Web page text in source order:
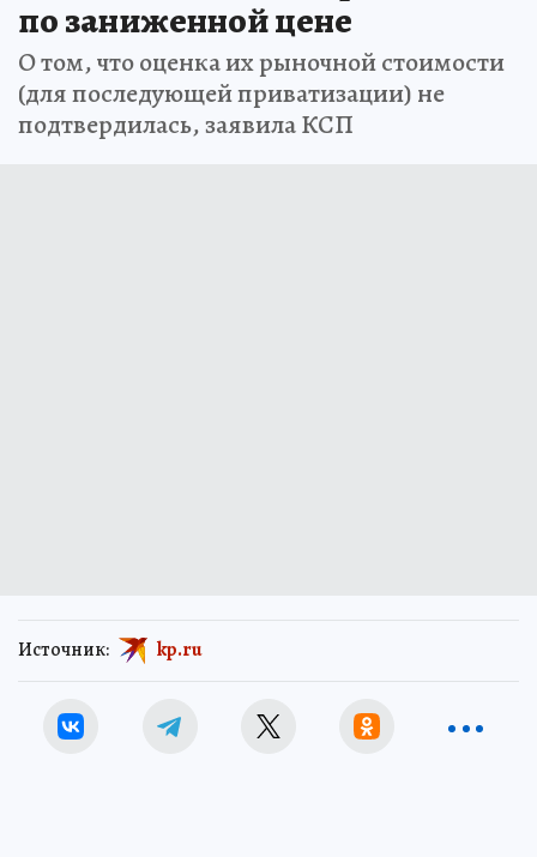
ЭКОНОМИКА 6 июля 2026 13:51
Продать акции «Хлебозавода